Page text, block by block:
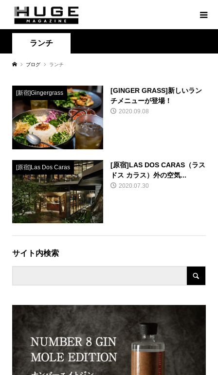
ランチ
ブログ ランチ
[新宿]Gingergrass
[GINGER GRASS]新しいラン
チメニューが登場！
2020.09.08
[原宿]Las Dos Caras
[原宿]LAS DOS CARAS（ラス
ドス カラス）外の空気...
2020.07.30
サイト内検索